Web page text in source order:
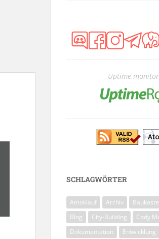
Uptime
SCHLAGWÖRTER
Amoklauf Archiv
Blog
City-Building
Cody
Dokumentation
Entwicklung